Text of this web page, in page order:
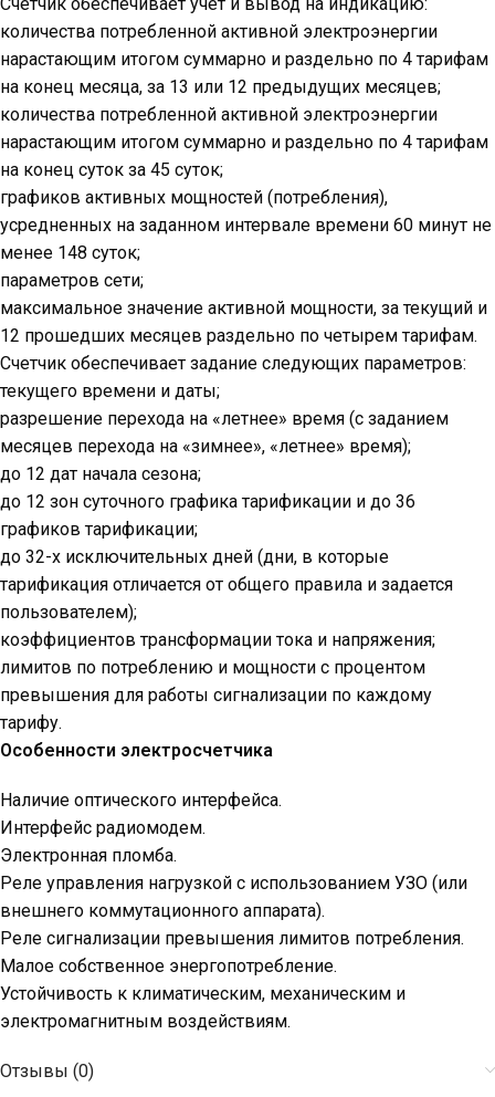
Счетчик обеспечивает учет и вывод на индикацию:
количества потребленной активной электроэнергии
нарастающим итогом суммарно и раздельно по 4 тарифам
на конец месяца, за 13 или 12 предыдущих месяцев;
количества потребленной активной электроэнергии
нарастающим итогом суммарно и раздельно по 4 тарифам
на конец суток за 45 суток;
графиков активных мощностей (потребления),
усредненных на заданном интервале времени 60 минут не
менее 148 суток;
параметров сети;
максимальное значение активной мощности, за текущий и
12 прошедших месяцев раздельно по четырем тарифам.
Счетчик обеспечивает задание следующих параметров:
текущего времени и даты;
разрешение перехода на «летнее» время (с заданием
месяцев перехода на «зимнее», «летнее» время);
до 12 дат начала сезона;
до 12 зон суточного графика тарификации и до 36
графиков тарификации;
до 32-х исключительных дней (дни, в которые
тарификация отличается от общего правила и задается
пользователем);
коэффициентов трансформации тока и напряжения;
лимитов по потреблению и мощности с процентом
превышения для работы сигнализации по каждому
тарифу.
Особенности электросчетчика
Наличие оптического интерфейса.
Интерфейс радиомодем.
Электронная пломба.
Реле управления нагрузкой с использованием УЗО (или
внешнего коммутационного аппарата).
Реле сигнализации превышения лимитов потребления.
Малое собственное энергопотребление.
Устойчивость к климатическим, механическим и
электромагнитным воздействиям.
Отзывы (0)